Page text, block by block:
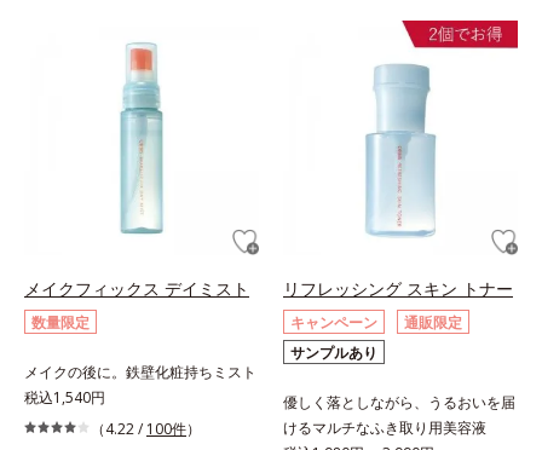
メイクフィックス デイミスト
数量限定
メイクの後に。鉄壁化粧持ちミスト
税込1,540円
（4.22 / 100件）
リフレッシング スキン トナー
キャンペーン
通販限定
サンプルあり
優しく落としながら、うるおいを届
けるマルチなふき取り用美容液